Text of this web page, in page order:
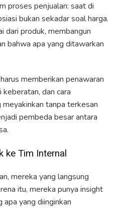
proses penjualan: saat di
bukan sekadar soal harga.
dari produk, membangun
bahwa apa yang ditawarkan
memberikan penawaran
dan cara
tanpa terkesan
pembeda besar antara
ke Tim Internal
mereka yang langsung
itu, mereka punya insight
yang diinginkan